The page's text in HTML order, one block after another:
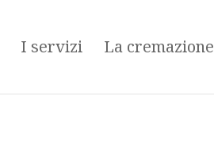
I servizi La cremazione